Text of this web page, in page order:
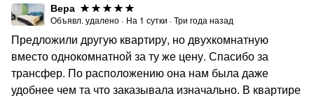
Вера
Объявл. удалено · На 1 сутки ·Три года назад
Предложили другую квартиру, но двухкомнатную
вместо однокомнатной за ту же цену. Спасибо за
трансфер. По расположению она нам была даже
удобнее чем та что заказывала изначально. В квартире